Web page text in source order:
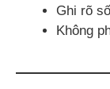
Ghi rõ
Không